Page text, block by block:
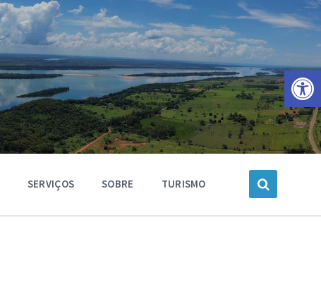
Barra de Ferramentas Aberta
SERVIÇOS SOBRE TURISMO